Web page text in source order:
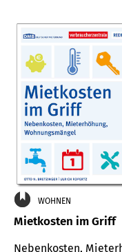
WOHNEN
Mietkosten im Griff
Nebenkosten,